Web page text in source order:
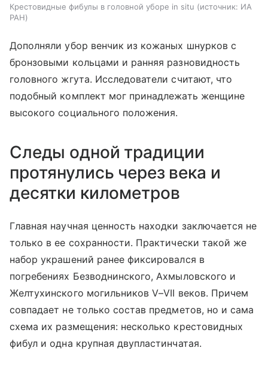
Крестовидные фибулы в головной уборе in situ источник: ИА
РАН
Дополняли убор венчик из кожаных шнурков с
бронзовыми кольцами и ранняя разновидность
головного жгута. Исследователи считают, что
подобный комплект мог принадлежать женщине
высокого социального положения.
Следы одной традиции
протянулись через века и
десятки километров
Главная научная ценность находки заключается не
только в ее сохранности. Практически такой же
набор украшений ранее фиксировался в
погребениях Безводнинского, Ахмыловского и
Желтухинского могильников V–VII веков. Причем
совпадает не только состав предметов, но и сама
схема их размещения: несколько крестовидных
фибул и одна крупная двупластинчатая.